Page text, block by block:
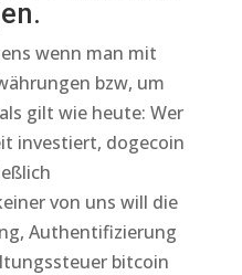
wenn man mit
bzw, um
gilt wie heute: Wer
investiert, dogecoin
von uns will die
Authentifizierung
bitcoin